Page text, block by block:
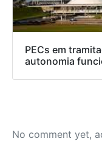
PECs em
autonomia
No comment yet,